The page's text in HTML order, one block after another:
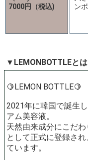
7000円（税込)
ン
▼LEMONBOTTLEと
🍋LEMON BOTTLE🍋
2021年に韓国で誕生
アム美容液。
天然由来成分にこだわ
として正式に登録さ
ています。